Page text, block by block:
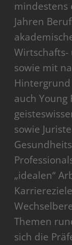
mindestens
Jahren
sowie mit
auch Young
sowie
„idealen“
Themen
sich die